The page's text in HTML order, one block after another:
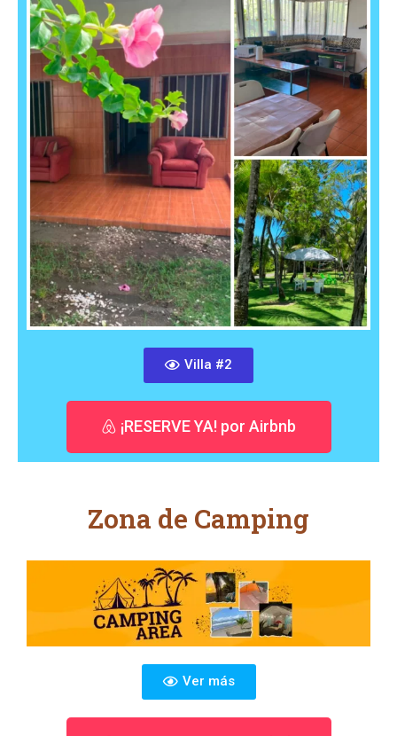
Villa #2
¡RESERVE YA! por Airbnb
Zona de Camping
Ver más